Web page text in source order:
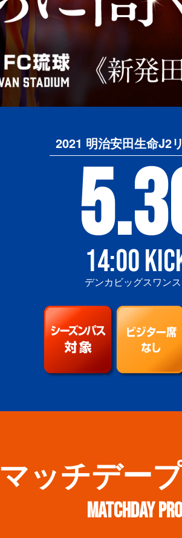
2021 明治安田生命J2
14:00
デンカビッグスワン
マッチデー
MATCHDAY